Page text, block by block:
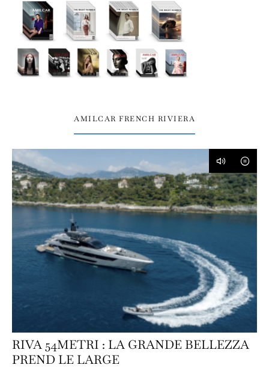
AMILCAR FRENCH RIVIERA
RIVA 54METRI : LA GRANDE BELLEZZA
PREND LE LARGE